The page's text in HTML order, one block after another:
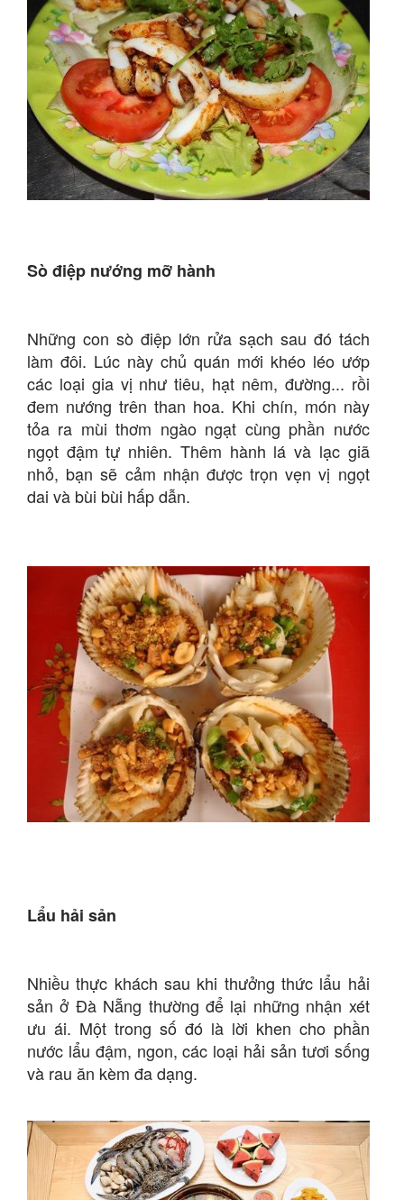
Sò điệp nướng mỡ hành
Những con sò điệp lớn rửa sạch sau đó tách
làm đôi. Lúc này chủ quán mới khéo léo ướp
các loại gia vị như tiêu, hạt nêm, đường... rồi
đem nướng trên than hoa. Khi chín, món này
tỏa ra mùi thơm ngào ngạt cùng phần nước
ngọt đậm tự nhiên. Thêm hành lá và lạc giã
nhỏ, bạn sẽ cảm nhận được trọn vẹn vị ngọt
dai và bùi bùi hấp dẫn.
Lẩu hải sản
Nhiều thực khách sau khi thưởng thức lẩu hải
sản ở Đà Nẵng thường để lại những nhận xét
ưu ái. Một trong số đó là lời khen cho phần
nước lẩu đậm, ngon, các loại hải sản tươi sống
và rau ăn kèm đa dạng.